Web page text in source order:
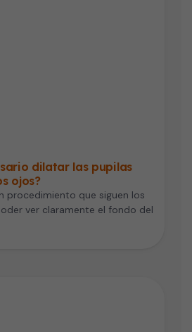
dilatar las pupilas
ojos?
procedimiento que siguen los
ver claramente el fondo del